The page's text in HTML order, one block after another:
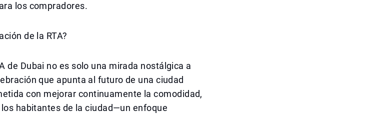
los compradores.
de la RTA?
de Dubai no es solo una mirada nostálgica a
que apunta al futuro de una ciudad
con mejorar continuamente la comodidad,
habitantes de la ciudad—un enfoque